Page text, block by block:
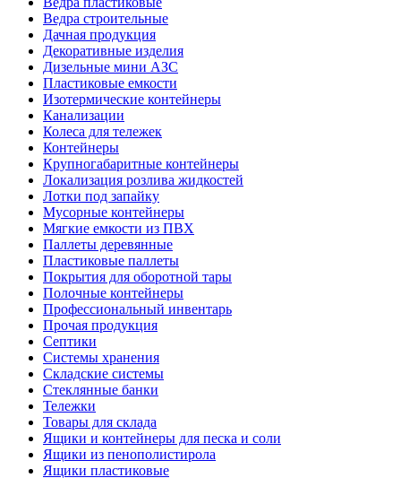
Ведра строительные
Дачная продукция
Декоративные изделия
Дизельные мини АЗС
Пластиковые емкости
Изотермические контейнеры
Канализации
Колеса для тележек
Контейнеры
Крупногабаритные контейнеры
Локализация розлива жидкостей
Лотки под запайку
Мусорные контейнеры
Мягкие емкости из ПВХ
Паллеты деревянные
Пластиковые паллеты
Покрытия для оборотной тары
Полочные контейнеры
Профессиональный инвентарь
Прочая продукция
Септики
Системы хранения
Складские системы
Стеклянные банки
Тележки
Товары для склада
Ящики и контейнеры для песка и соли
Ящики из пенополистирола
Ящики пластиковые